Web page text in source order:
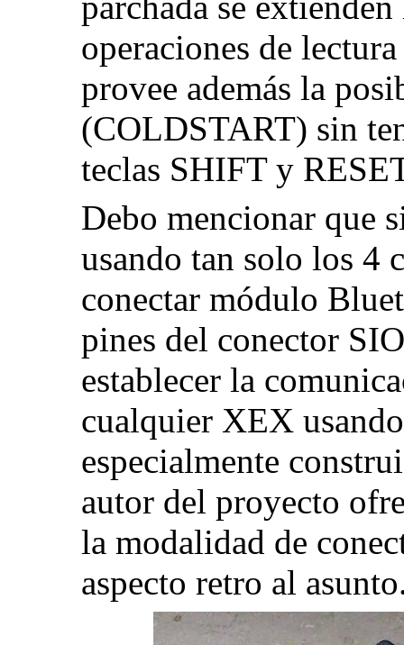
operaciones de
provee además la
(COLDSTART) sin
teclas SHIFT y
Debo mencionar que
usando tan solo los 4
conectar módulo
pines del conector
establecer la
cualquier XEX
especialmente
autor del proyecto
la modalidad de
aspecto retro al